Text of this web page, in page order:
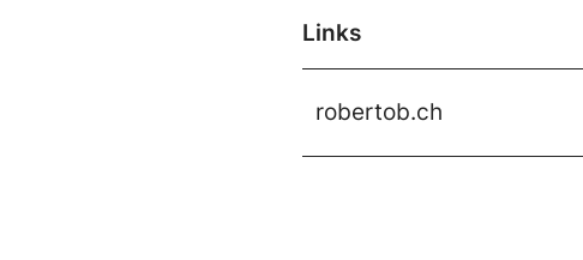
Links
robertob.ch